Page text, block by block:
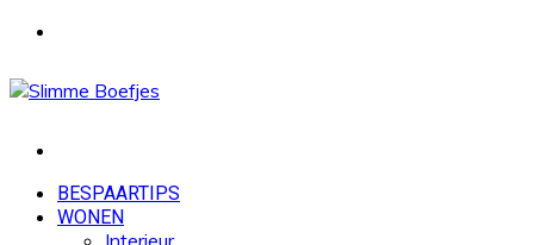
BESPAARTIPS
WONEN
Interieur